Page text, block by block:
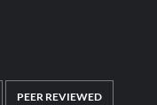
PEER REVIEWED